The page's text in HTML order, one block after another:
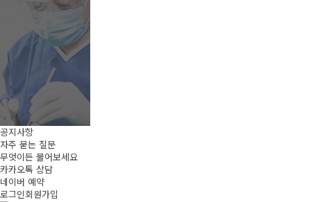
공지사항
자주 묻는 질문
무엇이든 물어보세요
카카오톡 상담
네이버 예약
로그인회원가입